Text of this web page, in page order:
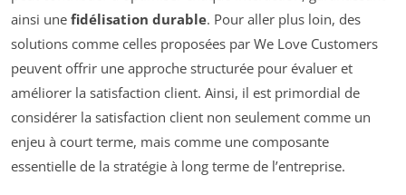
ainsi une fidélisation durable. Pour aller plus loin, des
solutions comme celles proposées par We Love Customers
peuvent offrir une approche structurée pour évaluer et
améliorer la satisfaction client. Ainsi, il est primordial de
considérer la satisfaction client non seulement comme un
enjeu à court terme, mais comme une composante
essentielle de la stratégie à long terme de l’entreprise.